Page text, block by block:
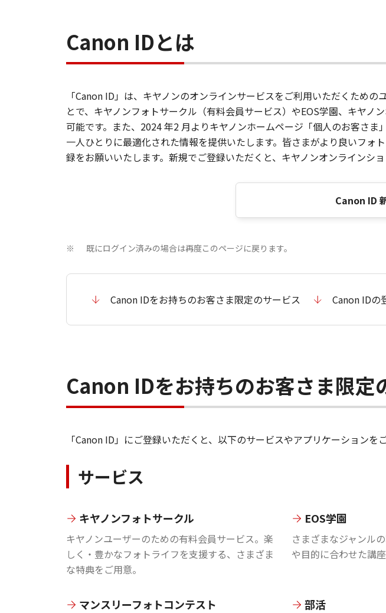
Canon IDとは
「Canon ID」は、キヤノンのオンラインサービスをご利用いただくため
とで、キヤノンフォトサークル（有料会員サービス）やEOS学園、キヤ
可能です。また、2024 年2 月よりキヤノンホームページ「個人のお客さ
一人ひとりに最適化された情報を提供いたします。皆さまがより良いフ
録をお願いいたします。新規でご登録いただくと、キヤノンオンラインシ
Canon ID
※ 既にログイン済みの場合は再度このページに戻ります。
Canon IDをお持ちのお客さま限定のサービス Canon IDの
Canon IDをお持ちのお客さま限定
「Canon ID」にご登録いただくと、以下のサービスやアプリケーションを
サービス
キヤノンフォトサークル
キヤノンユーザーのための有料会員サービス。楽
しく・豊かなフォトライフを支援する、さまざま
な特典をご用意。
EOS学園
さまざまなジャンル
や目的に合わせた講座
マンスリーフォトコンテスト 部活